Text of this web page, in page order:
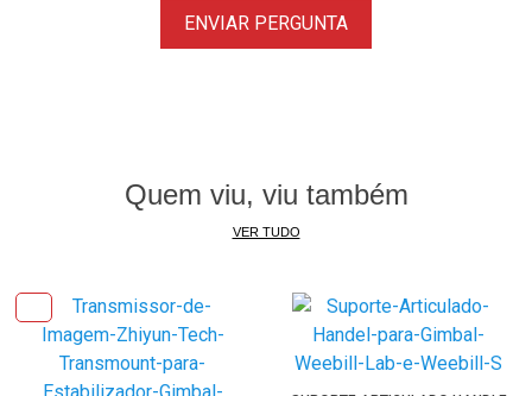
ENVIAR PERGUNTA
Quem viu, viu também
VER TUDO